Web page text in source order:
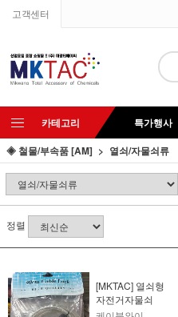
고객센터
카테고리 특가행사
◈ 철물/부속품 [AM]
열쇠/자물쇠류
정렬
[MKTAC] 열쇠형
자전거자물쇠